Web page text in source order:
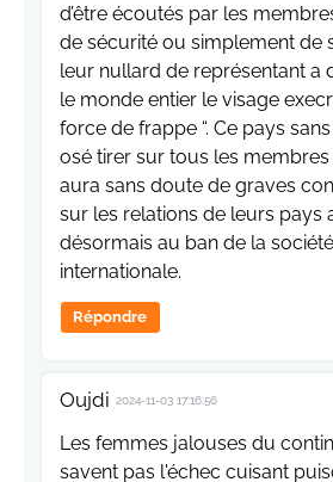
d’être écoutés par les
de sécurité ou simplement de
leur nullard de représentant a
le monde entier le visage
force de frappe “. Ce pays
osé tirer sur tous les membres
aura sans doute de graves
sur les relations de leurs pays
désormais au ban de la société
internationale.
Répondre
Oujdi 2024-11-03 17:16:56
Les femmes jalouses du
savent pas l'échec cuisant